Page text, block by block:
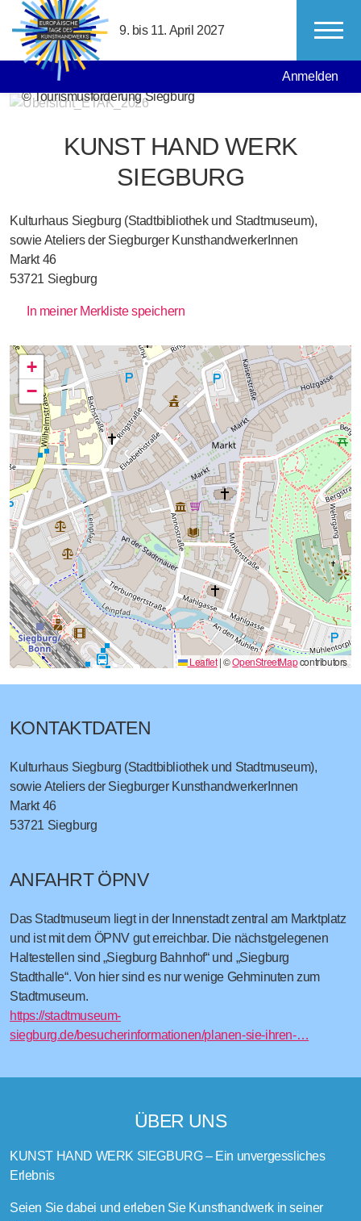
Direkt zum Inhalt
9. bis 11. April 2027
MAIN NAVIGATION USER
Anmelden
© Tourismusförderung Siegburg
KUNST HAND WERK
SIEGBURG
Kulturhaus Siegburg (Stadtbibliothek und Stadtmuseum),
sowie Ateliers der Siegburger KunsthandwerkerInnen
Markt 46
53721 Siegburg
In meiner Merkliste speichern
+
−
Leaflet |©OpenStreetMapcontributors
KONTAKTDATEN
Kulturhaus Siegburg (Stadtbibliothek und Stadtmuseum),
sowie Ateliers der Siegburger KunsthandwerkerInnen
Markt 46
53721 Siegburg
ANFAHRT ÖPNV
Das Stadtmuseum liegt in der Innenstadt zentral am Marktplatz
und ist mit dem ÖPNV gut erreichbar. Die nächstgelegenen
Haltestellen sind „Siegburg Bahnhof“ und „Siegburg
Stadthalle“. Von hier sind es nur wenige Gehminuten zum
Stadtmuseum.
https://stadtmuseum-
siegburg.de/besucherinformationen/planen-sie-ihren-…
ÜBER UNS
KUNST HAND WERK SIEGBURG – Ein unvergessliches
Erlebnis
Seien Sie dabei und erleben Sie Kunsthandwerk in seiner